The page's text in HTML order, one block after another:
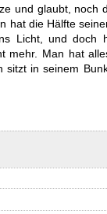
und glaubt, noch
hat die Hälfte
Licht, und doch
mehr. Man hat
in seinem